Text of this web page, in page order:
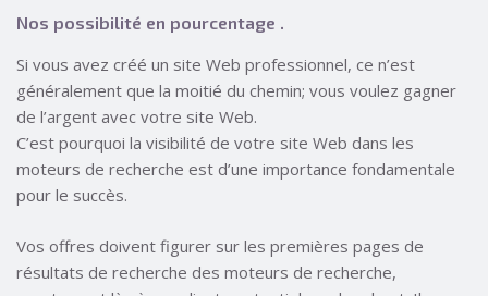
Nos possibilité en pourcentage .
Si vous avez créé un site Web professionnel, ce n’est
généralement que la moitié du chemin; vous voulez gagner
de l’argent avec votre site Web.
C’est pourquoi la visibilité de votre site Web dans les
moteurs de recherche est d’une importance fondamentale
pour le succès.
Vos offres doivent figurer sur les premières pages de
résultats de recherche des moteurs de recherche,